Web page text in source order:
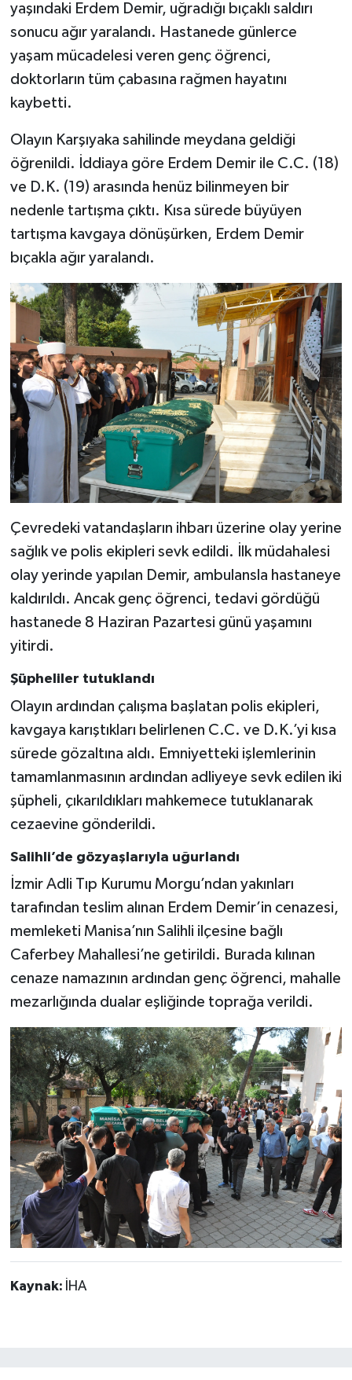
yaşındaki Erdem Demir, uğradığı bıçaklı saldırı
sonucu ağır yaralandı. Hastanede günlerce
yaşam mücadelesi veren genç öğrenci,
doktorların tüm çabasına rağmen hayatını
kaybetti.
Olayın Karşıyaka sahilinde meydana geldiği
öğrenildi. İddiaya göre Erdem Demir ile C.C. (18)
ve D.K. (19) arasında henüz bilinmeyen bir
nedenle tartışma çıktı. Kısa sürede büyüyen
tartışma kavgaya dönüşürken, Erdem Demir
bıçakla ağır yaralandı.
Çevredeki vatandaşların ihbarı üzerine olay yerine
sağlık ve polis ekipleri sevk edildi. İlk müdahalesi
olay yerinde yapılan Demir, ambulansla hastaneye
kaldırıldı. Ancak genç öğrenci, tedavi gördüğü
hastanede 8 Haziran Pazartesi günü yaşamını
yitirdi.
Şüpheliler tutuklandı
Olayın ardından çalışma başlatan polis ekipleri,
kavgaya karıştıkları belirlenen C.C. ve D.K.’yi kısa
sürede gözaltına aldı. Emniyetteki işlemlerinin
tamamlanmasının ardından adliyeye sevk edilen iki
şüpheli, çıkarıldıkları mahkemece tutuklanarak
cezaevine gönderildi.
Salihli’de gözyaşlarıyla uğurlandı
İzmir Adli Tıp Kurumu Morgu’ndan yakınları
tarafından teslim alınan Erdem Demir’in cenazesi,
memleketi Manisa’nın Salihli ilçesine bağlı
Caferbey Mahallesi’ne getirildi. Burada kılınan
cenaze namazının ardından genç öğrenci, mahalle
mezarlığında dualar eşliğinde toprağa verildi.
Kaynak: İHA